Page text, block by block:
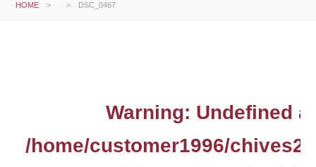
HOME > > DSC_0467
Warning: Undefined
/home/customer1996/